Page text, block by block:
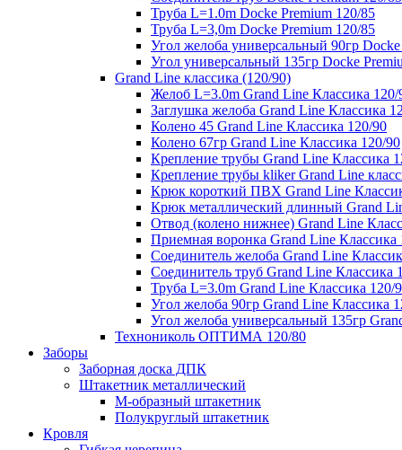
Труба L=1.0m Docke Premium 120/85
Труба L=3,0m Docke Premium 120/85
Угол желоба универсальный 90гр
Угол универсальный 135гр Docke
Grand Line классика (120/90)
Желоб L=3.0m Grand Line Классика 120/
Заглушка желоба Grand Line Классика
Колено 45 Grand Line Классика 120/90
Колено 67гр Grand Line Классика 120/90
Крепление трубы Grand Line Классика
Крепление трубы kliker Grand Line
Крюк короткий ПВХ Grand Line
Крюк металлический длинный Grand
Отвод (колено нижнее) Grand Line
Приемная воронка Grand Line Классика
Соединитель желоба Grand Line
Соединитель труб Grand Line Классика
Труба L=3.0m Grand Line Классика 120/
Угол желоба 90гр Grand Line Классика
Угол желоба универсальный 135гр
Технониколь ОПТИМА 120/80
Заборы
Заборная доска ДПК
Штакетник металлический
М-образный штакетник
Полукруглый штакетник
Кровля